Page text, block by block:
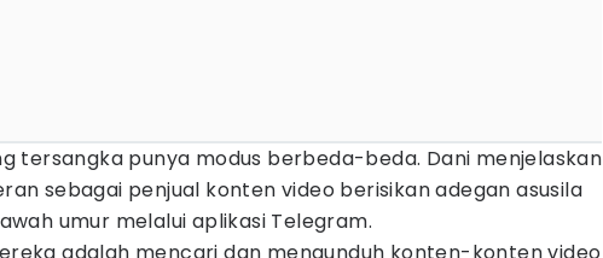
tersangka punya modus berbeda-beda. Dani menjelaskan
sebagai penjual konten video berisikan adegan asusila
umur melalui aplikasi Telegram.